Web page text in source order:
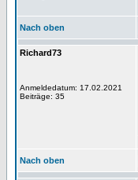
Nach oben
Richard73
Anmeldedatum: 17.02.2021
Beiträge: 35
Nach oben